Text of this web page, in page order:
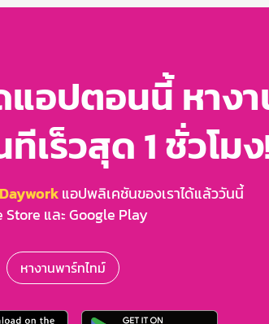
แอปตอนนี้ หาง
เร็วสุด 1 ชั่วโม
Dayworkแอปพลิเคชันของเราได้แล้ววันนี้
Store และ Google Play
หางานพาร์ทไทม์